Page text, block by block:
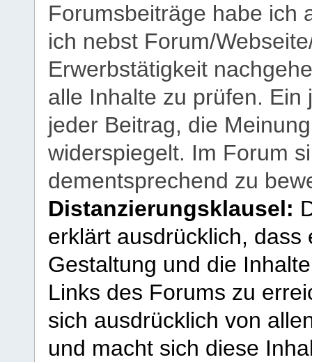
Forumsbeiträge habe ich
ich nebst Forum/
Erwerbstätigkeit
alle Inhalte zu prüfen.
jeder Beitrag, die
widerspiegelt. Im Forum
dementsprechend zu
Distanzierungsklausel:
erklärt ausdrücklich,
Gestaltung und die
Links des Forums zu
sich ausdrücklich von
und macht sich diese